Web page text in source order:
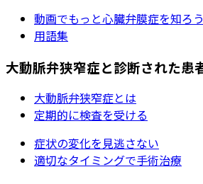
動画でもっと心臓弁膜症を知ろ
用語集
大動脈弁狭窄症と診断された患
大動脈弁狭窄症とは
定期的に検査を受ける
症状の変化を見逃さない
適切なタイミングで手術治療